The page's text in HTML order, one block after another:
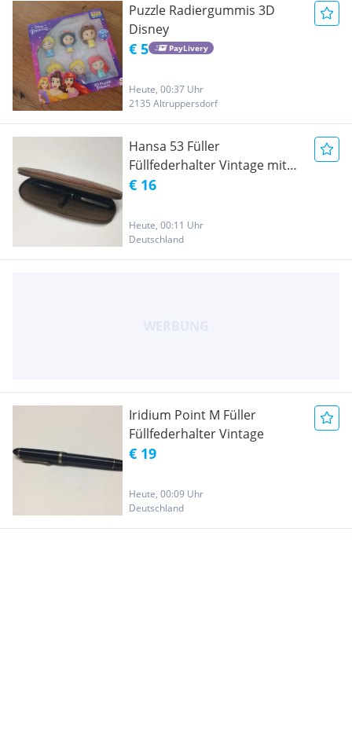
Puzzle Radiergummis 3D
Disney
€ 5 PayLivery
Heute, 00:37 Uhr
2135 Altruppersdorf
Hansa 53 Füller
Füllfederhalter Vintage mit
Etui
€ 16
Heute, 00:11 Uhr
Deutschland
Iridium Point M Füller
Füllfederhalter Vintage
€ 19
Heute, 00:09 Uhr
Deutschland